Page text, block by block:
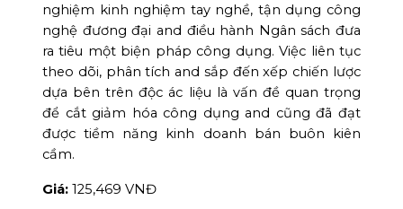
nghiệm kinh nghiệm tay nghề, tận dụng công
nghệ đương đại and điều hành Ngân sách đưa
ra tiêu một biện pháp công dụng. Việc liên tục
theo dõi, phân tích and sắp đến xếp chiến lược
dựa bên trên độc ác liệu là vấn đề quan trọng
để cắt giảm hóa công dụng and cũng đã đạt
được tiềm năng kinh doanh bán buôn kiên
cầm.
Giá: 125,469 VNĐ